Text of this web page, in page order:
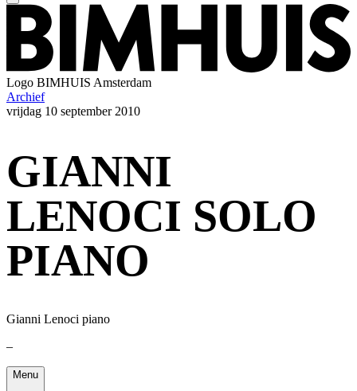
Logo BIMHUIS Amsterdam
Archief
vrijdag 10 september 2010
GIANNI
LENOCI SOLO
PIANO
Gianni Lenoci piano
–
Menu